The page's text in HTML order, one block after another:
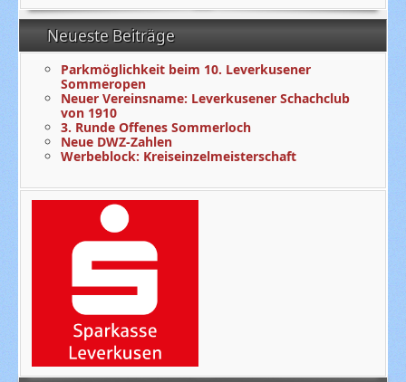
Neueste Beiträge
Parkmöglichkeit beim 10. Leverkusener
Sommeropen
Neuer Vereinsname: Leverkusener Schachclub
von 1910
3. Runde Offenes Sommerloch
Neue DWZ-Zahlen
Werbeblock: Kreiseinzelmeisterschaft